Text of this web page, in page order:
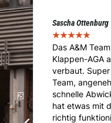
Sascha Ottenburg
★★★★★
Das A&M
Klappen-AGA
verbaut.
Team,
schnelle
hat etwas mit
richtig